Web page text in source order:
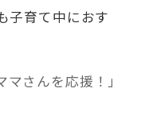
替え相談
子育て中におす
さんを応援！」